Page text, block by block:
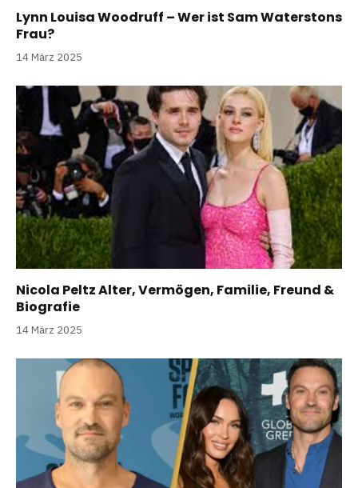
Lynn Louisa Woodruff – Wer ist Sam Waterstons
Frau?
14 März 2025
Nicola Peltz Alter, Vermögen, Familie, Freund &
Biografie
14 März 2025